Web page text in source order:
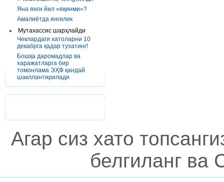
Яна янги йил «яқинми»?
Амалиётда янгилик
Мутахассис шарҳлайди
Чеклардаги хатоларни 10
декабрга қадар тузатинг!
Бошқа даромадлар ва
харажатларга бир
томонлама ЭҲФ қандай
шакллантирилади
Агар сиз хато
белгиланг ва